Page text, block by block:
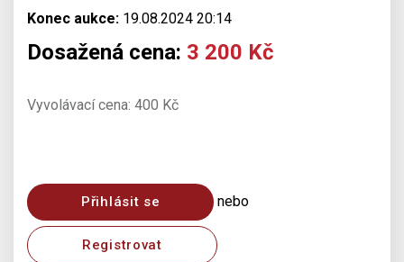
Konec aukce: 19.08.2024 20:14
Dosažená cena: 3 200 Kč
Vyvolávací cena: 400 Kč
Přihlásit se nebo
Registrovat